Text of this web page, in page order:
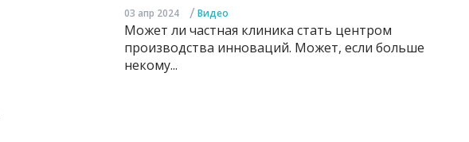
03 апр 2024 / Видео
Может ли частная клиника стать центром
производства инноваций. Может, если больше
некому...